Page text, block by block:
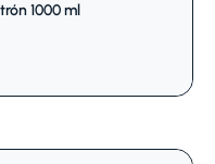
1000 ml